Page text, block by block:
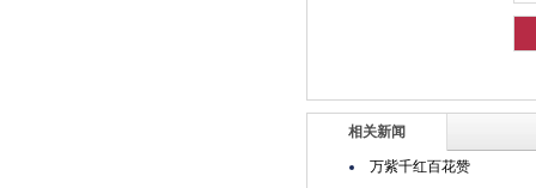
相关新闻
万紫千红百花赞